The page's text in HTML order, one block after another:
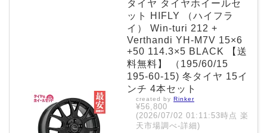
タイヤ タイヤホイールセ
ット HIFLY （ハイフラ
イ） Win-turi 212 +
Verthandi YH-M7V 15×6
+50 114.3×5 BLACK 【送
料無料】 （195/60/15
195-60-15) 冬タイヤ 15イ
ンチ 4本セット
created by Rinker
¥56,800
(2026/07/02 01:11:53時点 楽
天市場調べ-詳細)